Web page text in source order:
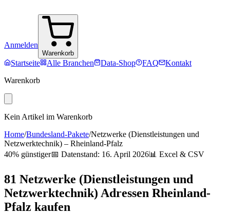
Anmelden
Warenkorb
Startseite Alle Branchen Data-Shop FAQ
Kontakt
Warenkorb
Kein Artikel im Warenkorb
Home/Bundesland-Pakete/Netzwerke (Dienstleistungen und
Netzwerktechnik) – Rheinland-Pfalz
40% günstiger📅 Datenstand: 16. April 2026📊 Excel & CSV
81 Netzwerke (Dienstleistungen und
Netzwerktechnik) Adressen Rheinland-
Pfalz kaufen